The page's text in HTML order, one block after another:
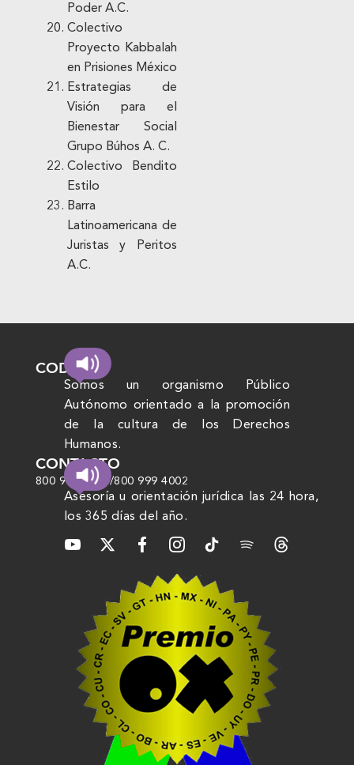
Poder A.C.
Colectivo
Proyecto Kabbalah
en Prisiones México
Estrategias de
Visión para el
Bienestar Social
Grupo Búhos A. C.
Colectivo Bendito
Estilo
Barra
Latinoamericana de
Juristas y Peritos
A.C.
CODHEM
Somos un organismo Público
Autónomo orientado a la promoción
de la cultura de los Derechos
Humanos.
CONTACTO
800 999 4000/800 999 4002
Asesoría u orientación jurídica las 24 hora,
los 365 días del año.